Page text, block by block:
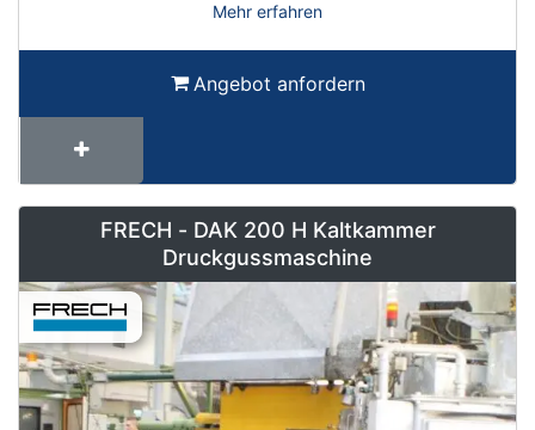
Mehr erfahren
Angebot anfordern
FRECH - DAK 200 H Kaltkammer
Druckgussmaschine